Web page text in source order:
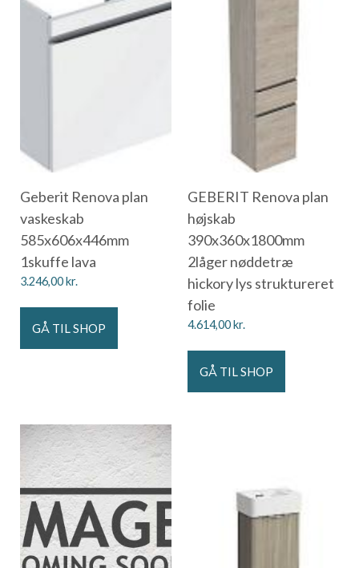
Geberit Renova plan
vaskeskab
585x606x446mm
1skuffe lava
3.246,00kr.
GÅ TIL SHOP
GEBERIT Renova plan
højskab
390x360x1800mm
2låger nøddetræ
hickory lys struktureret
folie
4.614,00kr.
GÅ TIL SHOP